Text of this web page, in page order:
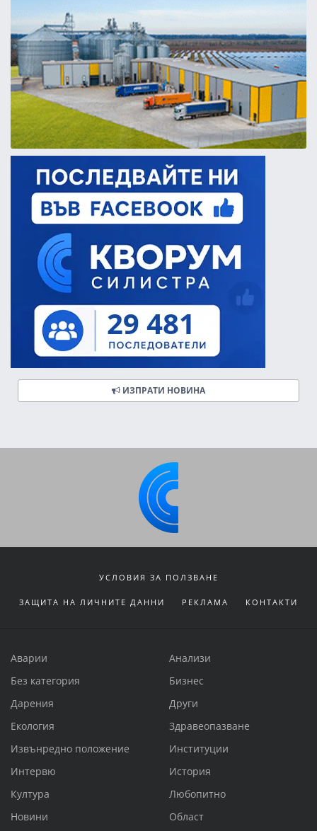
ИЗПРАТИ НОВИНА
УСЛОВИЯ ЗА ПОЛЗВАНЕ
ЗАЩИТА НА ЛИЧНИТЕ ДАННИ РЕКЛАМА КОНТАКТИ
Аварии
Анализи
Без категория
Бизнес
Дарения
Други
Екология
Здравеопазване
Извънредно положение
Институции
Интервю
История
Култура
Любопитно
Новини
Област